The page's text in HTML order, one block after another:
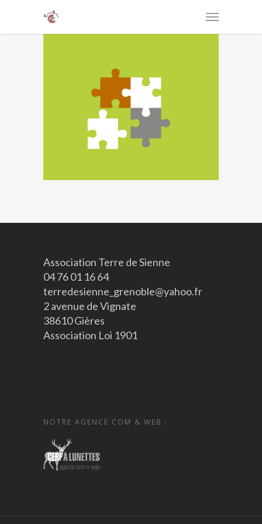
Association Terre de Sienne
04 76 01 16 64
terredesienne_grenoble@yahoo.fr
2 avenue de Vignate
38610 Gières
Association Loi 1901
NOTRE AGENCE COM & WEB :